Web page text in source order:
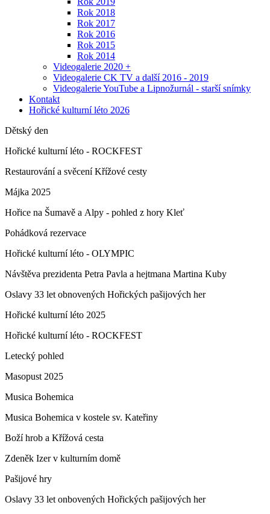
Rok 2018
Rok 2017
Rok 2016
Rok 2015
Rok 2014
Videogalerie 2020 +
Videogalerie CK TV a další 2016 - 2019
Videogalerie YouTube a Lipnožurnál - starší snímky
Kontakt
Hořické kulturní léto 2026
Dětský den
Hořické kulturní léto - ROCKFEST
Restaurování a svěcení Křížové cesty
Májka 2025
Hořice na Šumavě a Alpy - pohled z hory Kleť
Pohádková rezervace
Hořické kulturní léto - OLYMPIC
Návštěva prezidenta Petra Pavla a hejtmana Martina Kuby
Oslavy 33 let obnovených Hořických pašijových her
Hořické kulturní léto 2025
Hořické kulturní léto - ROCKFEST
Letecký pohled
Masopust 2025
Musica Bohemica
Musica Bohemica v kostele sv. Kateřiny
Boží hrob a Křížová cesta
Zdeněk Izer v kulturním domě
Pašijové hry
Oslavy 33 let onbovených Hořických pašijových her